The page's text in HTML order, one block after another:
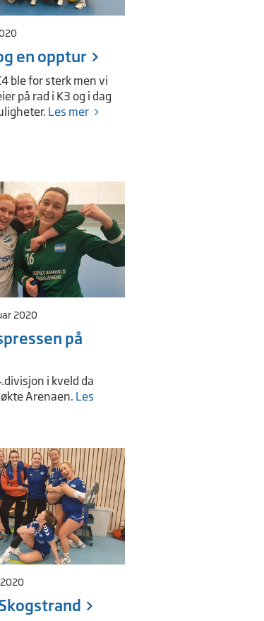
en opptur
ble for sterk men vi
på rad i K3 og i dag
Les mer
2020
på
i kveld da
Arenaen. Les